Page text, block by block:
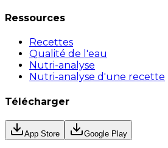
Ressources
Recettes
Qualité de l'eau
Nutri-analyse
Nutri-analyse d'une recette
Télécharger
App Store Google Play